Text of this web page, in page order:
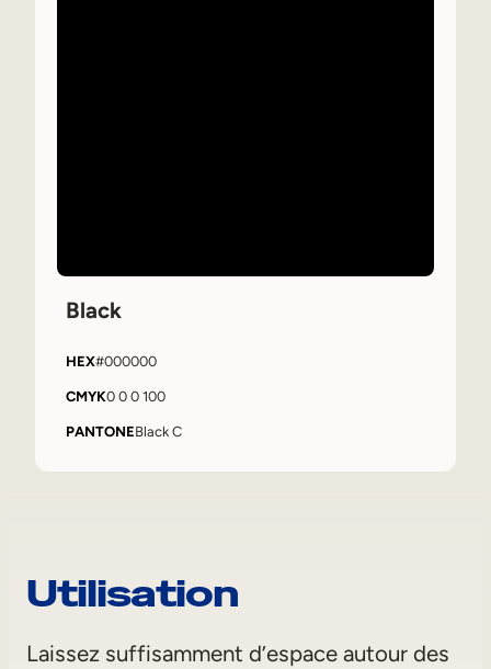
Black
HEX#000000
CMYK0 0 0 100
PANTONEBlack C
Utilisation
Laissez suffisamment d’espace autour des